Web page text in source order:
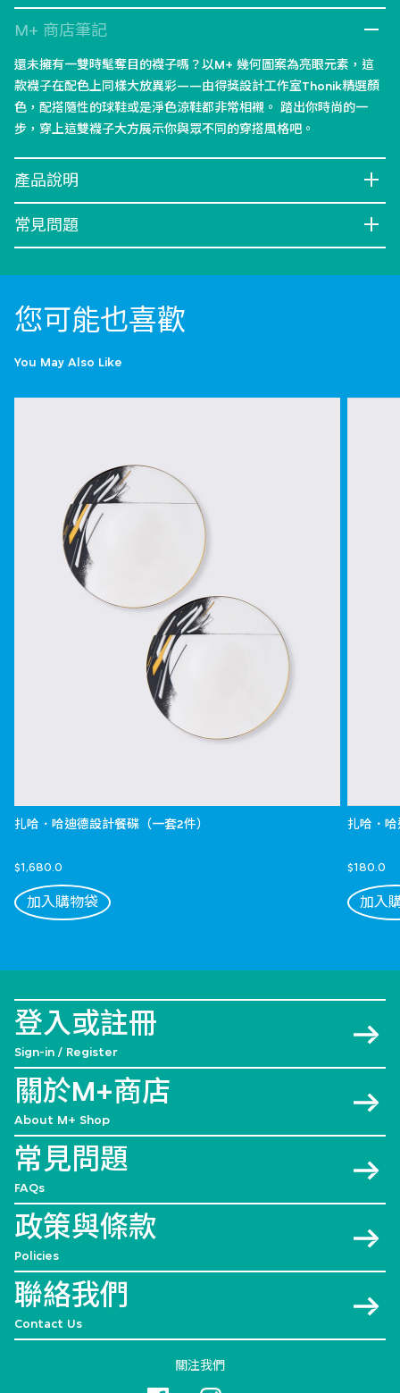
M+ 商店筆記
還未擁有一雙時髦奪目的襪子嗎？以M+ 幾何圖案為亮眼元素，這
款襪子在配色上同樣大放異彩——由得獎設計工作室Thonik精選顏
色，配搭隨性的球鞋或是淨色涼鞋都非常相襯。 踏出你時尚的一
步，穿上這雙襪子大方展示你與眾不同的穿搭風格吧。
產品說明
常見問題
您可能也喜歡
You May Also Like
扎哈．哈迪德設計餐碟（一套2件）
$1,680.0
加入購物袋
扎哈．
$180.0
加入
登入或註冊
Sign-in / Register
關於M+商店
About M+ Shop
常見問題
FAQs
政策與條款
Policies
聯絡我們
Contact Us
關注我們